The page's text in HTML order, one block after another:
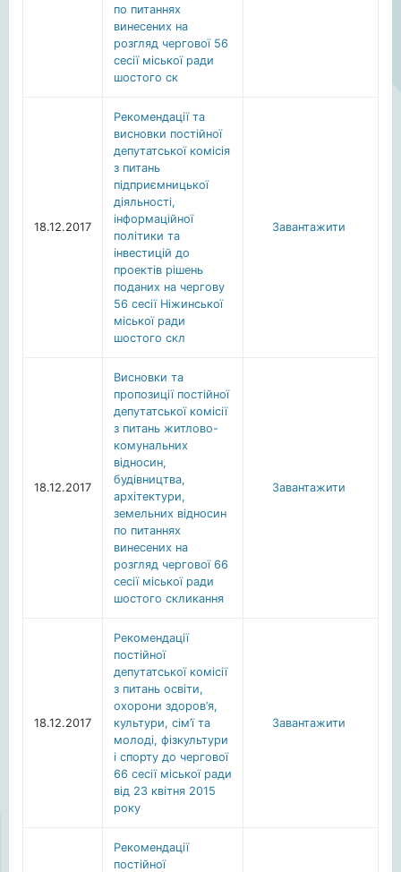
по питаннях
винесених на
розгляд чергової 56
сесії міської ради
шостого ск
18.12.2017
Рекомендації та
висновки постійної
депутатської комісія
з питань
підприємницької
діяльності,
інформаційної
політики та
інвестицій до
проектів рішень
поданих на чергову
56 сесії Ніжинської
міської ради
шостого скл
Завантажити
18.12.2017
Висновки та
пропозиції постійної
депутатської комісії
з питань житлово-
комунальних
відносин,
будівництва,
архітектури,
земельних відносин
по питаннях
винесених на
розгляд чергової 66
сесії міської ради
шостого скликання
Завантажити
18.12.2017
Рекомендації
постійної
депутатської комісії
з питань освіти,
охорони здоров’я,
культури, сім’ї та
молоді, фізкультури
і спорту до чергової
66 сесії міської ради
від 23 квітня 2015
року
Завантажити
Рекомендації
постійної